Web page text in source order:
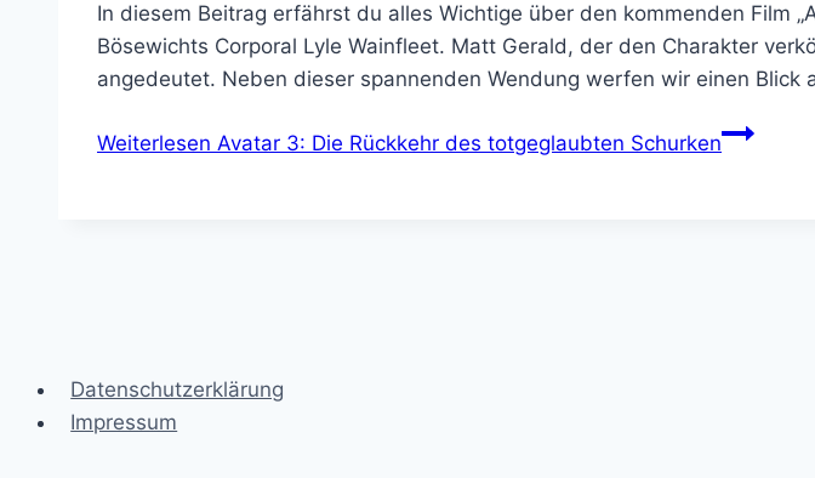
In diesem Beitrag erfährst du alles Wichtige über den kommenden Film
Bösewichts Corporal Lyle Wainfleet. Matt Gerald, der den Charakter
angedeutet. Neben dieser spannenden Wendung werfen wir einen
Weiterlesen Avatar 3: Die Rückkehr des totgeglaubten Schurken
Datenschutzerklärung
Impressum